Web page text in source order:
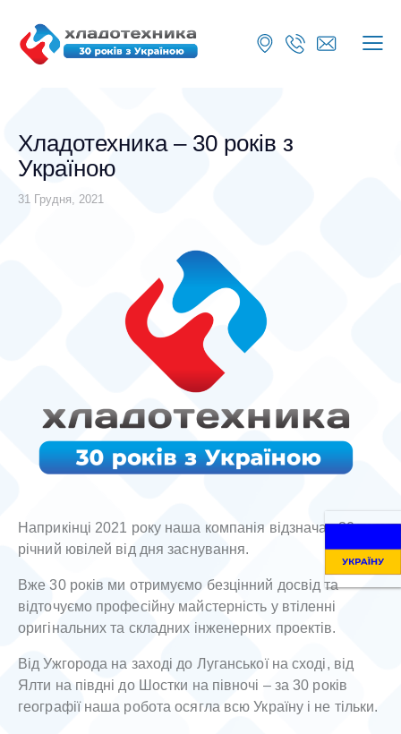
Хладотехника – 30 років з
Україною
31 Грудня, 2021
Наприкінці 2021 року наша компанія відзначає 30-
річний ювілей від дня заснування.
Вже 30 років ми отримуємо безцінний досвід та
відточуємо професійну майстерність у втіленні
оригінальних та складних інженерних проектів.
Від Ужгорода на заході до Луганської на сході, від
Ялти на півдні до Шостки на півночі – за 30 років
географії наша робота осягла всю Україну і не тільки.